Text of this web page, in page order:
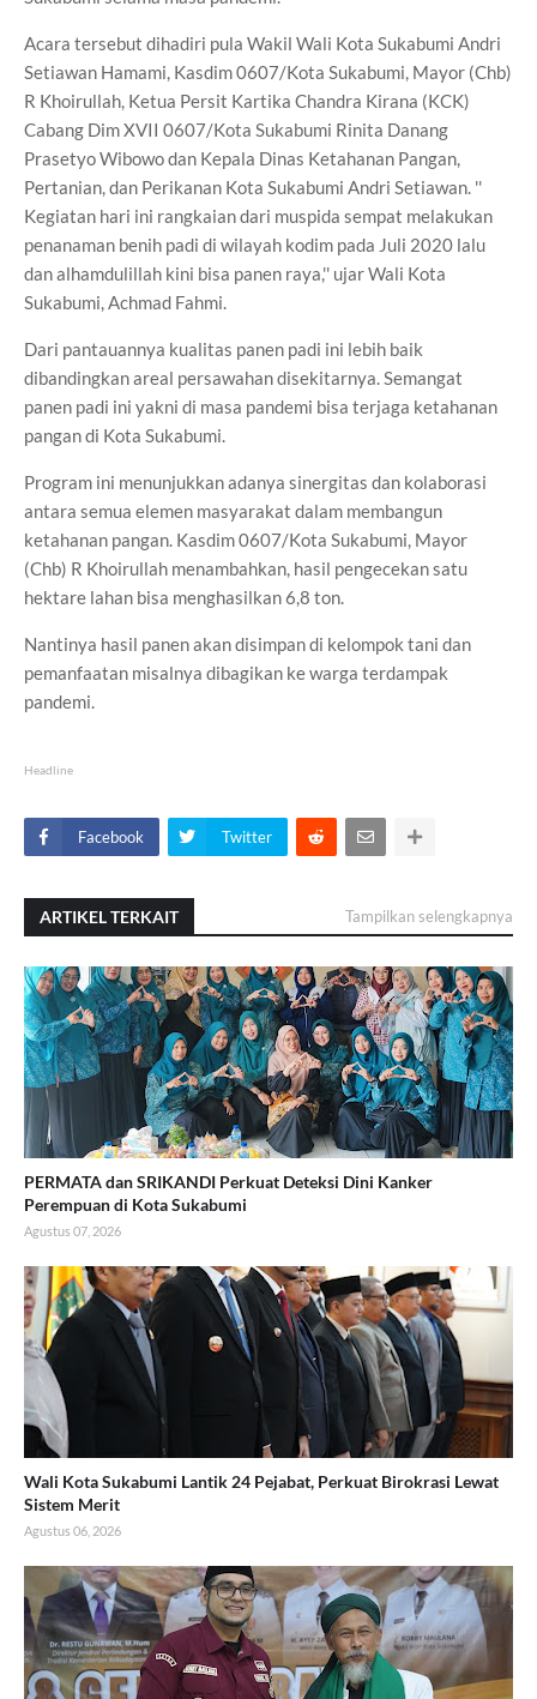
Acara tersebut dihadiri pula Wakil Wali Kota Sukabumi Andri
Setiawan Hamami, Kasdim 0607/Kota Sukabumi, Mayor (Chb)
R Khoirullah, Ketua Persit Kartika Chandra Kirana (KCK)
Cabang Dim XVII 0607/Kota Sukabumi Rinita Danang
Prasetyo Wibowo dan Kepala Dinas Ketahanan Pangan,
Pertanian, dan Perikanan Kota Sukabumi Andri Setiawan. ''
Kegiatan hari ini rangkaian dari muspida sempat melakukan
penanaman benih padi di wilayah kodim pada Juli 2020 lalu
dan alhamdulillah kini bisa panen raya,'' ujar Wali Kota
Sukabumi, Achmad Fahmi.
Dari pantauannya kualitas panen padi ini lebih baik
dibandingkan areal persawahan disekitarnya. Semangat
panen padi ini yakni di masa pandemi bisa terjaga ketahanan
pangan di Kota Sukabumi.
Program ini menunjukkan adanya sinergitas dan kolaborasi
antara semua elemen masyarakat dalam membangun
ketahanan pangan. Kasdim 0607/Kota Sukabumi, Mayor
(Chb) R Khoirullah menambahkan, hasil pengecekan satu
hektare lahan bisa menghasilkan 6,8 ton.
Nantinya hasil panen akan disimpan di kelompok tani dan
pemanfaatan misalnya dibagikan ke warga terdampak
pandemi.
Headline
Facebook Twitter
ARTIKEL TERKAIT Tampilkan selengkapnya
PERMATA dan SRIKANDI Perkuat Deteksi Dini Kanker
Perempuan di Kota Sukabumi
Agustus 07, 2026
Wali Kota Sukabumi Lantik 24 Pejabat, Perkuat Birokrasi Lewat
Sistem Merit
Agustus 06, 2026